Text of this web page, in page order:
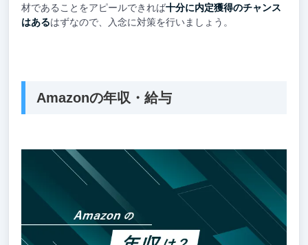
材であることをアピールできれば十分に内定獲得のチャンス
はあるはずなので、入念に対策を行いましょう。
Amazonの年収・給与